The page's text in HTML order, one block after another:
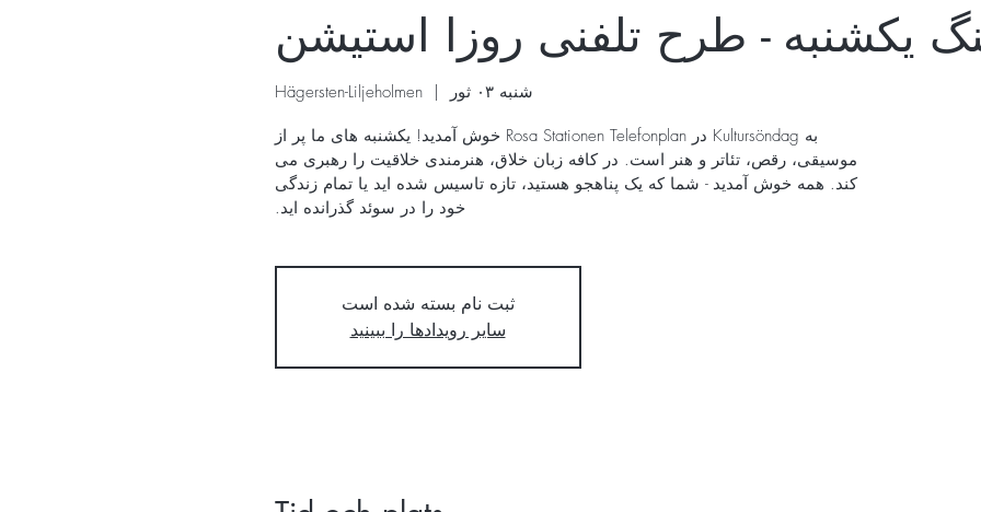
یکشنبه - طرح تلفنی روزا استیشن
شنبه ۰۳ ثور
  |
Hägersten-Liljeholmen
به Kultursöndag در Rosa Stationen Telefonplan خوش آمدید! یکشنبه های ما پر از
موسیقی، رقص، تئاتر و هنر است. در کافه زبان خلاق، هنرمندی خلاقیت را رهبری می
کند. همه خوش آمدید - شما که یک پناهجو هستید، تازه تاسیس شده اید یا تمام زندگی
خود را در سوئد گذرانده اید.
ثبت نام بسته شده است
سایر رویدادها را ببینید